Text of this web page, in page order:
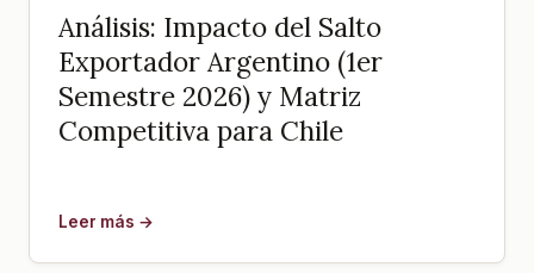
Análisis: Impacto del Salto
Exportador Argentino (1er
Semestre 2026) y Matriz
Competitiva para Chile
Leer más →